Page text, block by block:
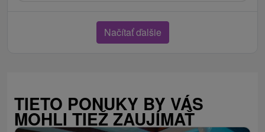
Načítať ďalšie
TIETO PONUKY BY VÁS
MOHLI TIEŽ ZAUJÍMAŤ